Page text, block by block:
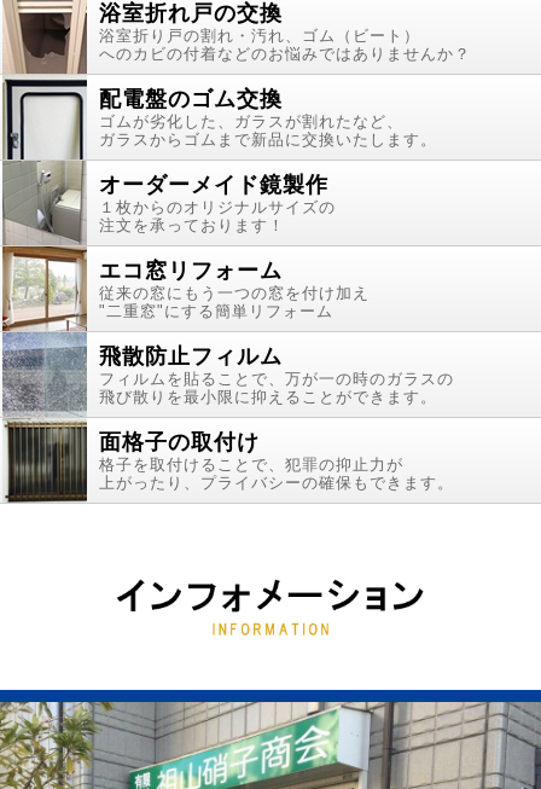
浴室折れ戸の交換
浴室折り戸の割れ・汚れ、ゴム（ビート）
へのカビの付着などのお悩みではありませんか？
配電盤のゴム交換
ゴムが劣化した、ガラスが割れたなど、
ガラスからゴムまで新品に交換いたします。
オーダーメイド鏡製作
１枚からのオリジナルサイズの
注文を承っております！
エコ窓リフォーム
従来の窓にもう一つの窓を付け加え
"二重窓"にする簡単リフォーム
飛散防止フィルム
フィルムを貼ることで、万が一の時のガラスの
飛び散りを最小限に抑えることができます。
面格子の取付け
格子を取付けることで、犯罪の抑止力が
上がったり、プライバシーの確保もできます。